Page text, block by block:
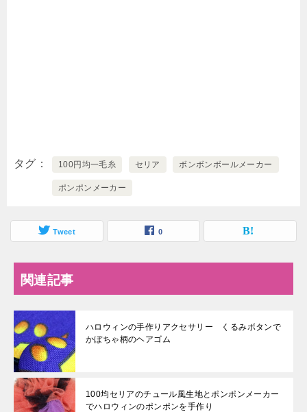
タグ 100円均一毛糸 セリア ボンボンボールメーカー
ポンポンメーカー
Tweet 0
関連記事
ハロウィンの手作りアクセサリー くるみボタンで
かぼちゃ柄のヘアゴム
100均セリアのチュール風生地とポンポンメーカー
でハロウィンのポンポンを手作り